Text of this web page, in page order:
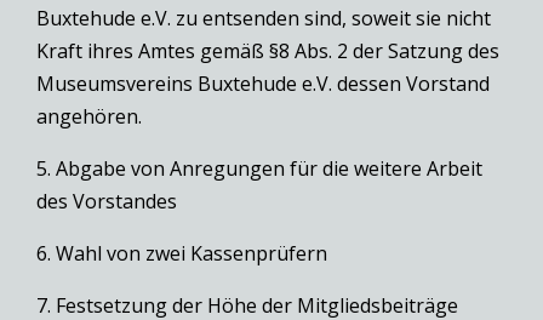
Buxtehude e.V. zu entsenden sind, soweit sie nicht
Kraft ihres Amtes gemäß §8 Abs. 2 der Satzung des
Museumsvereins Buxtehude e.V. dessen Vorstand
angehören.
5. Abgabe von Anregungen für die weitere Arbeit
des Vorstandes
6. Wahl von zwei Kassenprüfern
7. Festsetzung der Höhe der Mitgliedsbeiträge